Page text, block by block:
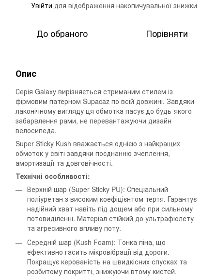
Увійти для відображення накопичувальної знижки
До обраного Порівняти
Опис
Серія Galaxy вирізняється стриманим стилем із
фірмовим патерном Supacaz по всій довжині. Завдяки
лаконічному вигляду ця обмотка пасує до будь-якого
забарвлення рами, не перевантажуючи дизайн
велосипеда.
Super Sticky Kush вважається однією з найкращих
обмоток у світі завдяки поєднанню зчеплення,
амортизації та довговічності.
Технічні особливості:
Верхній шар (Super Sticky PU): Спеціальний
поліуретан з високим коефіцієнтом тертя. Гарантує
надійний хват навіть під дощем або при сильному
потовиділенні. Матеріал стійкий до ультрафіолету
та агресивного впливу поту.
Середній шар (Kush Foam): Тонка піна, що
ефективно гасить мікровібрації від дороги.
Покращує керованість на швидкісних спусках та
розбитому покритті, знижуючи втому кистей.